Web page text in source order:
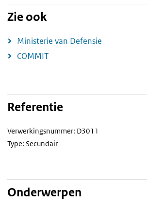
Zie ook
Ministerie van Defensie
COMMIT
Referentie
Verwerkingsnummer: D3011
Type: Secundair
Onderwerpen